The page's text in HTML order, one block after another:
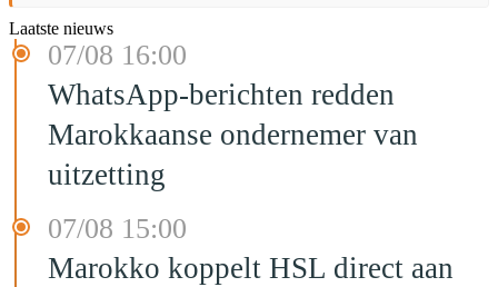
Laatste nieuws
07/08 16:00
WhatsApp-berichten redden
Marokkaanse ondernemer van
uitzetting
07/08 15:00
Marokko koppelt HSL direct aan